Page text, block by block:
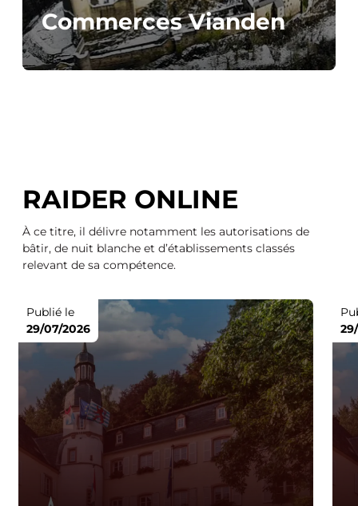
Commerces Vianden
RAIDER ONLINE
À ce titre, il délivre notamment les autorisations de
bâtir, de nuit blanche et d’établissements classés
relevant de sa compétence.
Publié le
29/07/2026